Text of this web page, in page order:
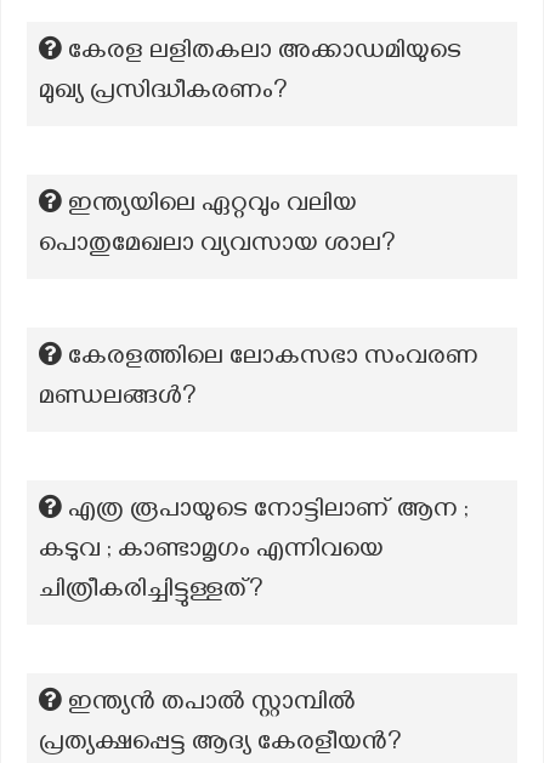
കേരള ലളിതകലാ അക്കാഡമിയുടെ
മുഖ്യ പ്രസിദ്ധീകരണം?
ഇന്ത്യയിലെ ഏറ്റവും വലിയ
പൊതുമേഖലാ വ്യവസായ ശാല?
കേരളത്തിലെ ലോകസഭാ സംവരണ
മണ്ഡലങ്ങൾ?
എത്ര രൂപായുടെ നോട്ടിലാണ് ആന ;
കടുവ ; കാണ്ടാമൃഗം എന്നിവയെ
ചിത്രീകരിച്ചിട്ടുള്ളത്?
ഇന്ത്യൻ തപാൽ സ്റ്റാമ്പിൽ
പ്രത്യക്ഷപ്പെട്ട ആദ്യ കേരളീയൻ?